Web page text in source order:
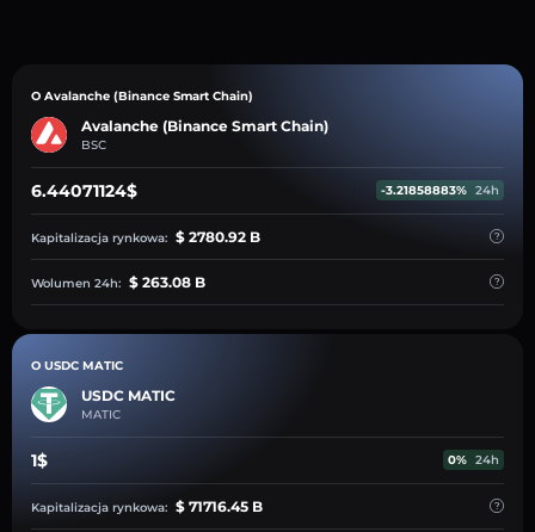
O Avalanche (Binance Smart Chain)
Avalanche (Binance Smart Chain)
BSC
6.44071124$ -3.21858883% 24h
Kapitalizacja rynkowa: $ 2780.92 B
Wolumen 24h: $ 263.08 B
O USDC MATIC
USDC MATIC
MATIC
1$ 0% 24h
Kapitalizacja rynkowa: $ 71716.45 B